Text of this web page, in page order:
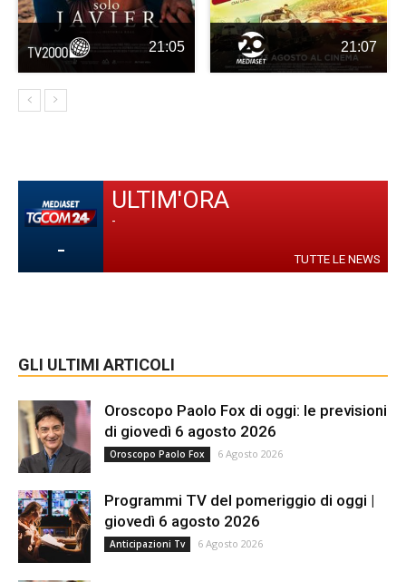
21:05 21:07
-
ULTIM'ORA
-
TUTTE LE NEWS
GLI ULTIMI ARTICOLI
Oroscopo Paolo Fox di oggi: le previsioni
di giovedì 6 agosto 2026
Oroscopo Paolo Fox 6 Agosto 2026
Programmi TV del pomeriggio di oggi |
giovedì 6 agosto 2026
Anticipazioni Tv 6 Agosto 2026